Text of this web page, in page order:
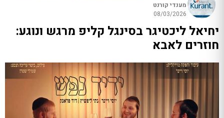
מענדי קורנט
08/03/2026
יחיאל ליכטיגר בסינגל קליפ מרגש ונוגע:
חוזרים לאבא